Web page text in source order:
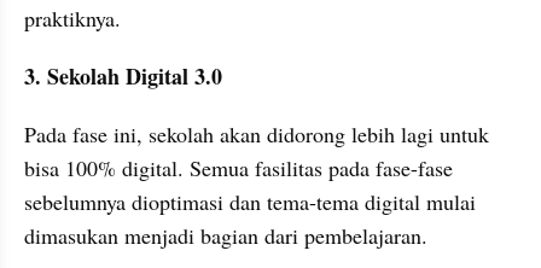
praktiknya.
3. Sekolah Digital 3.0
Pada fase ini, sekolah akan didorong lebih lagi untuk
bisa 100% digital. Semua fasilitas pada fase-fase
sebelumnya dioptimasi dan tema-tema digital mulai
dimasukan menjadi bagian dari pembelajaran.